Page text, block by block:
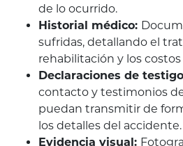
de lo ocurrido.
Historial médico:
sufridas, detallando el
rehabilitación y los
Declaraciones de
contacto y testimonios
puedan transmitir de
los detalles del accidente.
Evidencia visual: